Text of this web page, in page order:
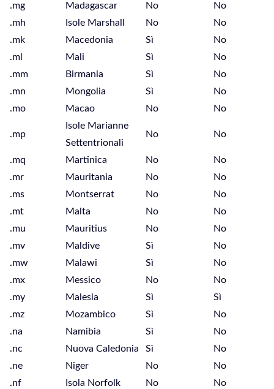
.mg
Madagascar No
No
.mh
Isole Marshall No
No
.mk
Macedonia Sì
No
.ml
Mali Sì
No
.mm
Birmania Sì
No
.mn
Mongolia Sì
No
.mo
Macao No No
.mp
Isole Marianne
Settentrionali
No No
.mq Martinica No
No
.mr
Mauritania No
No
.ms
Montserrat No
No
.mt
Malta No
No
.mu
Mauritius No
No
.mv
Maldive Sì
No
.mw
Malawi Sì
No
.mx
Messico No
No
.my
Malesia Sì
Sì
.mz
Mozambico Sì
No
.na
Namibia Sì
No
.nc
Nuova Caledonia Sì
No
.ne
Niger No
No
.nf
Isola Norfolk No
No